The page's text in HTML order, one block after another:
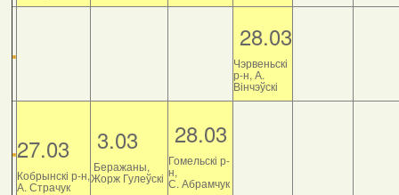
28.03
Чэрвеньскі
р-н, А.
Вінчэўскі
27.03
Кобрынскі р-н,
А. Страчук
3.03
Беражаны,
Жорж Гулеўскі
28.03
Гомельскі р-
н,
С. Абрамчук